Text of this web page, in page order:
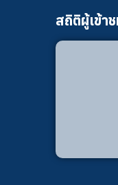
สถิติผู้เข้า